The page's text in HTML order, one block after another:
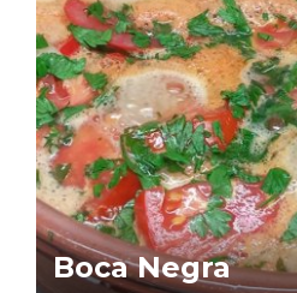
Boca Negra